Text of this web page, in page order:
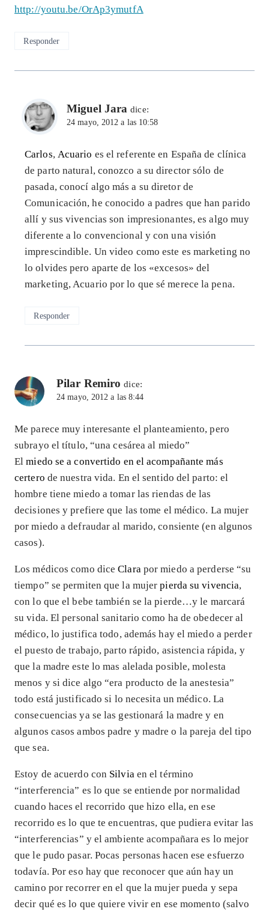
http://youtu.be/OrAp3ymutfA
Responder
Miguel Jara dice:
24 mayo, 2012 a las 10:58
Carlos, Acuario es el referente en España de clínica
de parto natural, conozco a su director sólo de
pasada, conocí algo más a su diretor de
Comunicación, he conocido a padres que han parido
allí y sus vivencias son impresionantes, es algo muy
diferente a lo convencional y con una visión
imprescindible. Un video como este es marketing no
lo olvides pero aparte de los «excesos» del
marketing, Acuario por lo que sé merece la pena.
Responder
Pilar Remiro dice:
24 mayo, 2012 a las 8:44
Me parece muy interesante el planteamiento, pero
subrayo el título, “una cesárea al miedo”
Elmiedo se a convertido en el acompañante más
certero de nuestra vida. En el sentido del parto: el
hombre tiene miedo a tomar las riendas de las
decisiones y prefiere que las tome el médico. La mujer
por miedo a defraudar al marido, consiente (en algunos
casos).
Los médicos como diceClara por miedo a perderse “su
tiempo” se permiten que la mujerpierda su vivencia,
con lo que el bebe también se la pierde…y le marcará
su vida. El personal sanitario como ha de obedecer al
médico, lo justifica todo, además hay el miedo a perder
el puesto de trabajo, parto rápido, asistencia rápida, y
que la madre este lo mas alelada posible, molesta
menos y si dice algo “era producto de la anestesia”
todo está justificado si lo necesita un médico. La
consecuencias ya se las gestionará la madre y en
algunos casos ambos padre y madre o la pareja del tipo
que sea.
Estoy de acuerdo con Silvia en el término
“interferencia” es lo que se entiende por normalidad
cuando haces el recorrido que hizo ella, en ese
recorrido es lo que te encuentras, que pudiera evitar las
“interferencias” y el ambiente acompañara es lo mejor
que le pudo pasar. Pocas personas hacen ese esfuerzo
todavía. Por eso hay que reconocer que aún hay un
camino por recorrer en el que la mujer pueda y sepa
decir qué es lo que quiere vivir en ese momento (salvo